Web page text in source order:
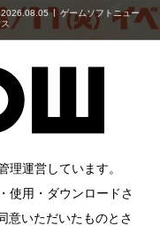
ゲームソフトニュー
理運営しています。
使用・ダウンロードさ
意いただいたものとさ